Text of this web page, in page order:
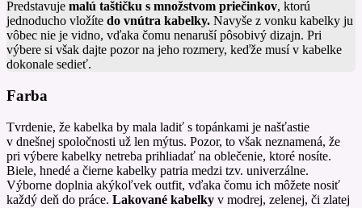
Predstavuje malú taštičku s množstvom priečinkov, ktorú
jednoducho vložíte do vnútra kabelky. Navyše z vonku kabelky ju
vôbec nie je vidno, vďaka čomu nenaruší pôsobivý dizajn. Pri
výbere si však dajte pozor na jeho rozmery, keďže musí v kabelke
dokonale sedieť.
Farba
Tvrdenie, že kabelka by mala ladiť s topánkami je našťastie
v dnešnej spoločnosti už len mýtus. Pozor, to však neznamená, že
pri výbere kabelky netreba prihliadať na oblečenie, ktoré nosíte.
Biele, hnedé a čierne kabelky patria medzi tzv. univerzálne.
Výborne doplnia akýkoľvek outfit, vďaka čomu ich môžete nosiť
každý deň do práce. Lakované kabelky v modrej, zelenej, či zlatej